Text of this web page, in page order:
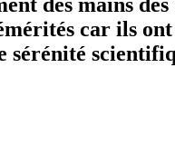
car ils
sérénité